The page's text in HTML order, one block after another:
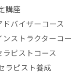
講座
ドバイザーコース
ンストラクターコ
ラピストコース
ラピスト養成